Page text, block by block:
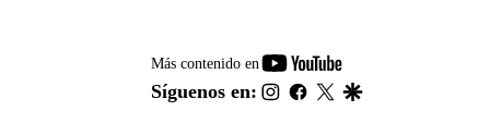
Más contenido en
youtube-
footer
Síguenos en: instagram
facebook
twitter